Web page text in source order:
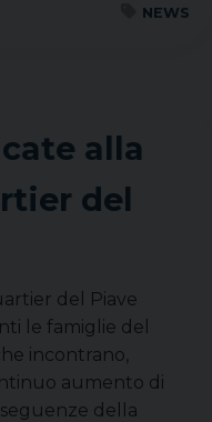
NEWS
alla
del
del Piave
le famiglie del
incontrano,
aumento di
della